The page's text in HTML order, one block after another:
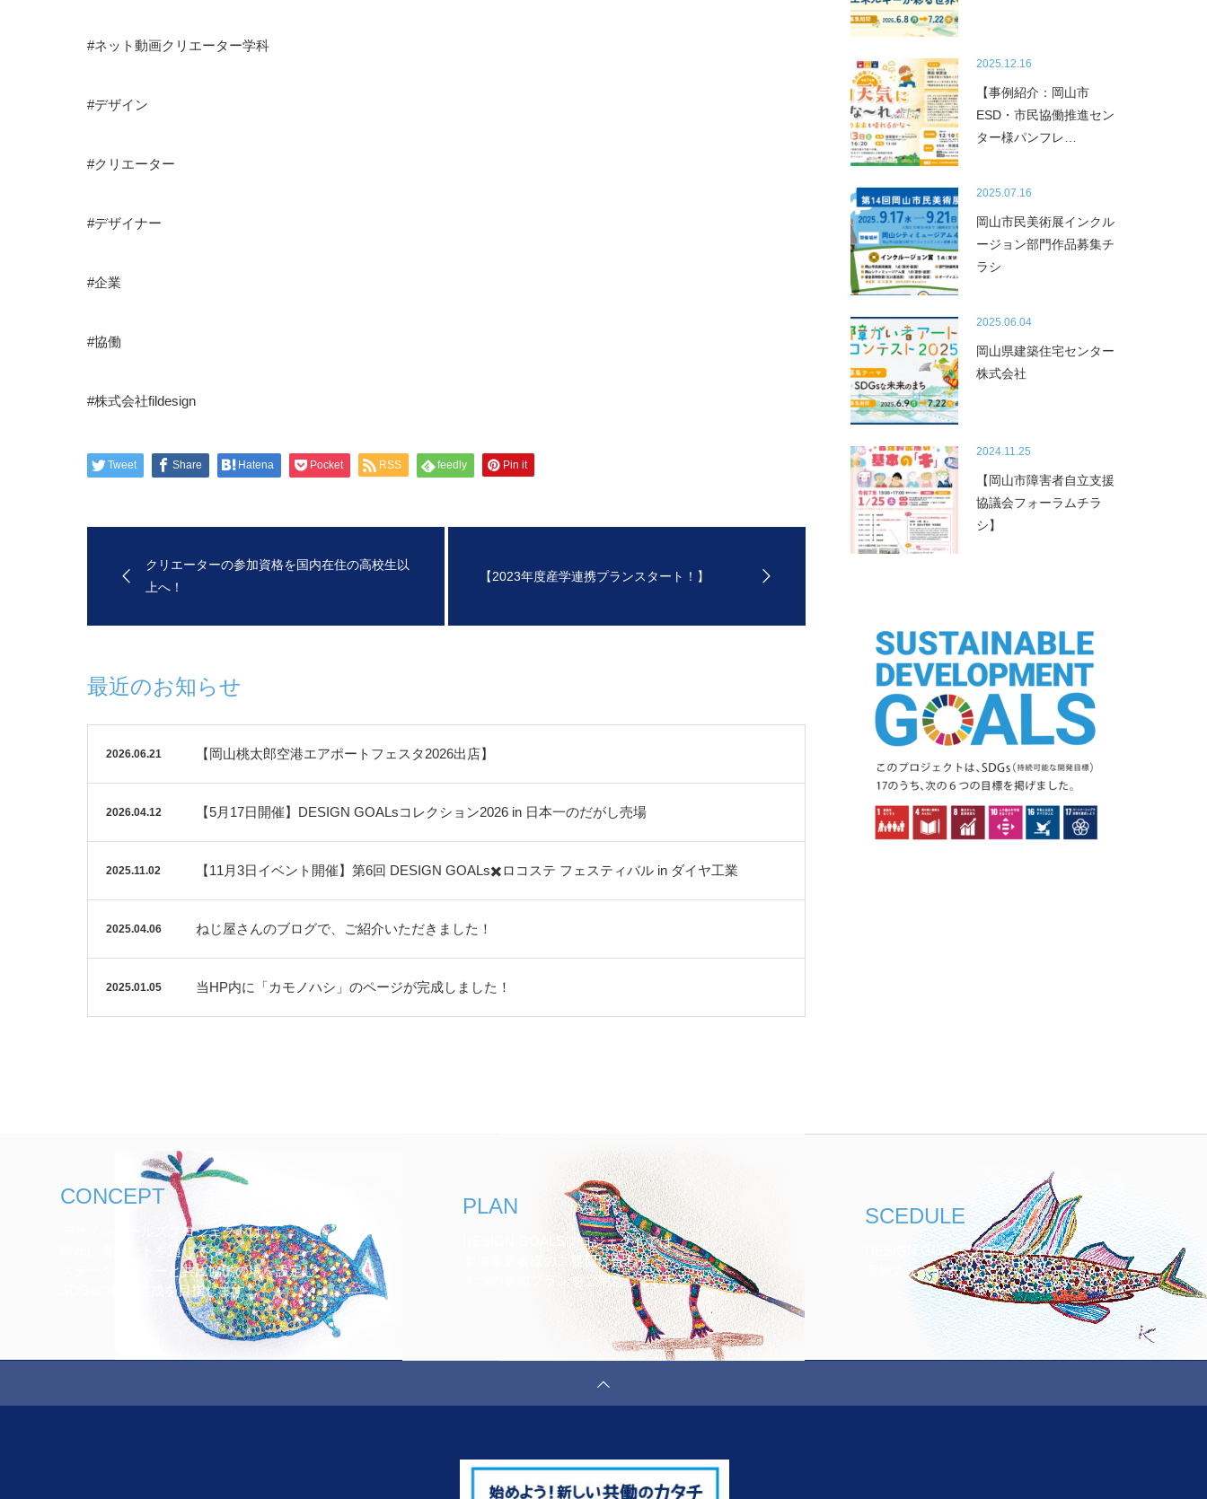
#ネット動画クリエーター学科
#デザイン
#クリエーター
#デザイナー
#企業
#協働
#株式会社fildesign
Tweet Share Hatena Pocket RSS feedly Pin it
クリエーターの参加資格を国内在住の高校生以
上へ！
【2023年度産学連携プランスタート！】
最近のお知らせ
2026.06.21 【岡山桃太郎空港エアポートフェスタ2026出店】
2026.04.12 【5月17日開催】DESIGN GOALsコレクション2026 in 日本一のだがし売場
2025.11.02 【11月3日イベント開催】第6回 DESIGN GOALs✖️ロコステ フェスティバル in ダイヤ工業
2025.04.06 ねじ屋さんのブログで、ご紹介いただきました！
2025.01.05 当HP内に「カモノハシ」のページが完成しました！
2025.12.16
【事例紹介：岡山市
ESD・市民協働推進セン
ター様パンフレ…
2025.07.16
岡山市民美術展インクル
ージョン部門作品募集チ
ラシ
2025.06.04
岡山県建築住宅センター
株式会社
2024.11.25
【岡山市障害者自立支援
協議会フォーラムチラ
シ】
CONCEPT
デザインゴールズプロジェクトは、
障がい者アートを通じて
ステークホルダーと共に協働の場を設定し、
SDGsの目標達成を目指します。
PLAN
DESIGN GOALSプロジェクトでは、
参加事業者様のご要望に合わせ
４つの参加プランをご用意しました。
SCEDULE
DESIGN GOALSプロジェクトの
実施スケジュール